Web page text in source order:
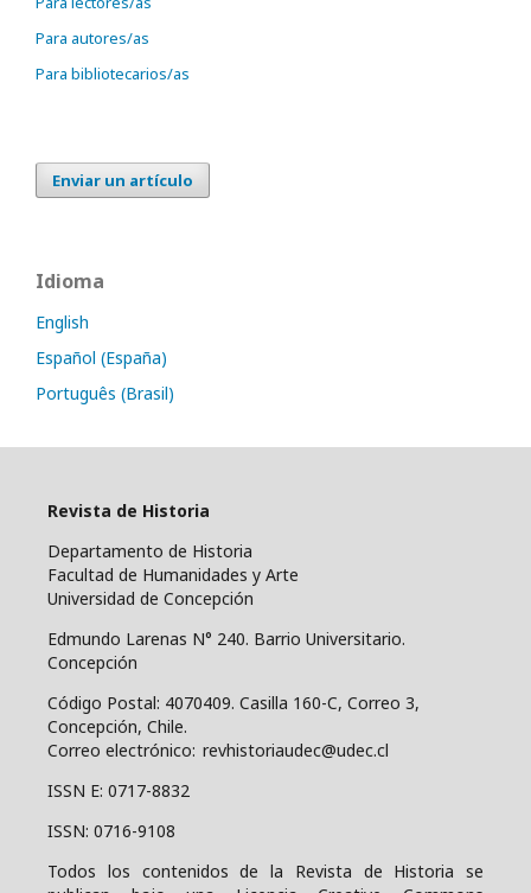
Para autores/as
Para bibliotecarios/as
Enviar un artículo
Idioma
English
Español (España)
Português (Brasil)
Revista de Historia
Departamento de Historia
Facultad de Humanidades y Arte
Universidad de Concepción
Edmundo Larenas N° 240. Barrio Universitario.
Concepción
Código Postal: 4070409. Casilla 160-C, Correo 3,
Concepción, Chile.
Correo electrónico: revhistoriaudec@udec.cl
ISSN E: 0717-8832
ISSN: 0716-9108
Todos los contenidos de la Revista de Historia se